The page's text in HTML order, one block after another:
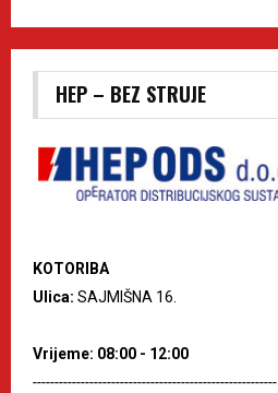
HEP – BEZ STRUJE
KOTORIBA
Ulica: SAJMIŠNA 16.
Vrijeme: 08:00 - 12:00
--------------------------------------------------------